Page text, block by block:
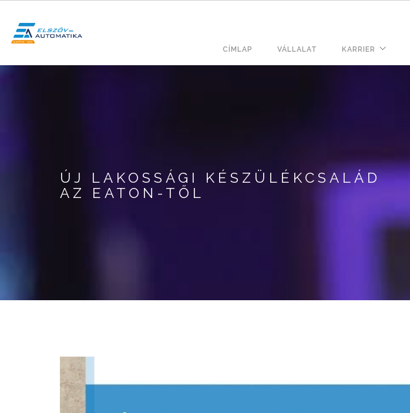
tartalomra
Fő
navigáció
CÍMLAP VÁLLALAT KARRIER
ÚJ LAKOSSÁGI KÉSZÜLÉKCSALÁD
AZ EATON-TŐL